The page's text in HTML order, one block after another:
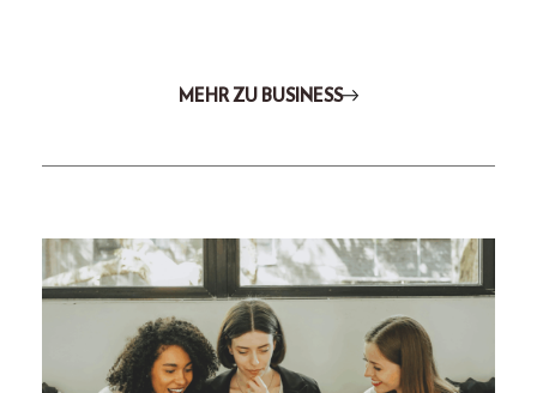
MEHR ZU BUSINESS